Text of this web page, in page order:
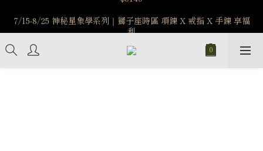
$5140
利
新註冊會員享$100購物金，立即註冊，踏上飾品的奇幻之旅